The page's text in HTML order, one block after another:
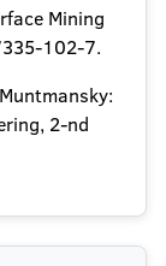
Mining
102-7.
2-nd